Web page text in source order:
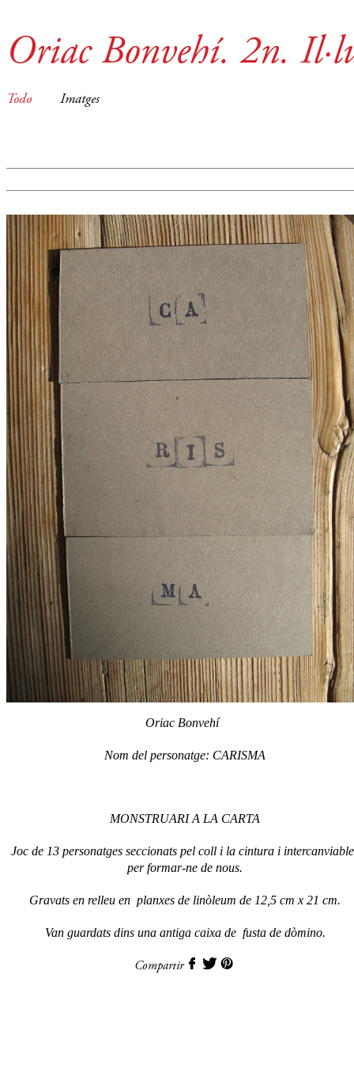
Oriac Bonvehí. 2n.
Todo Imatges
Oriac Bonvehí
Nom del personatge: CARISMA
MONSTRUARI A LA CARTA
Joc de 13 personatges seccionats pel coll i la cintura i
per formar-ne de nous.
Gravats en relleu en planxes de linòleum de 12,5 cm x 21 cm.
Van guardats dins una antiga caixa de fusta de dòmino.
Compartir